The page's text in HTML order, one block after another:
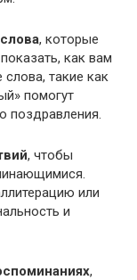
, которые
как вам
такие как
помогут
поздравления.
, чтобы
или
и
,